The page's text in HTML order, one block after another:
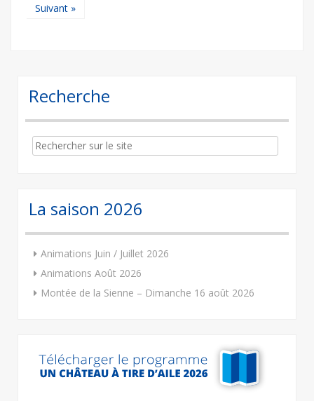
Suivant »
Recherche
Search
for:
La saison 2026
Animations Juin / Juillet 2026
Animations Août 2026
Montée de la Sienne – Dimanche 16 août 2026